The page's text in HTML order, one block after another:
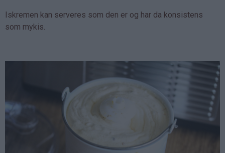
Iskremen kan serveres som den er og har da konsistens
som mykis.